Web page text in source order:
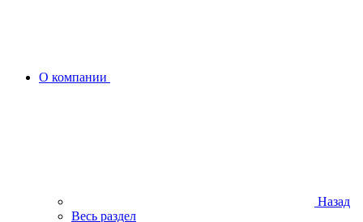
О компании
Назад
Весь раздел